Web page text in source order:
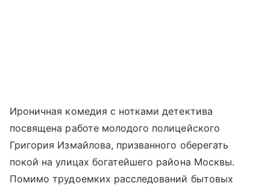
Ироничная комедия с нотками детектива
посвящена работе молодого полицейского
Григория Измайлова, призванного оберегать
покой на улицах богатейшего района Москвы.
Помимо трудоемких расследований бытовых